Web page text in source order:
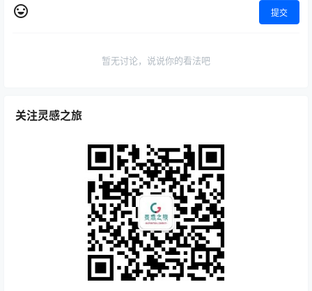
提交
暂无讨论，说说你的看法吧
关注灵感之旅